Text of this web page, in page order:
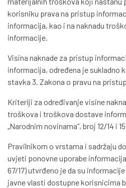
korisniku prava na pristup
informacija, kao i na naknadu
informacije.
Visina naknade za pristup
informacija, određena je sukladno
stavka 3. Zakona o pravu na
Kriteriji za određivanje visine
troškova i troškova dostave
„Narodnim novinama“, broj 12/14 i
Pravilnikom o vrstama i sadržaju
uvjeti ponovne uporabe informacija
67/17) utvrđeno je da su
javne vlasti dostupne korisnicima